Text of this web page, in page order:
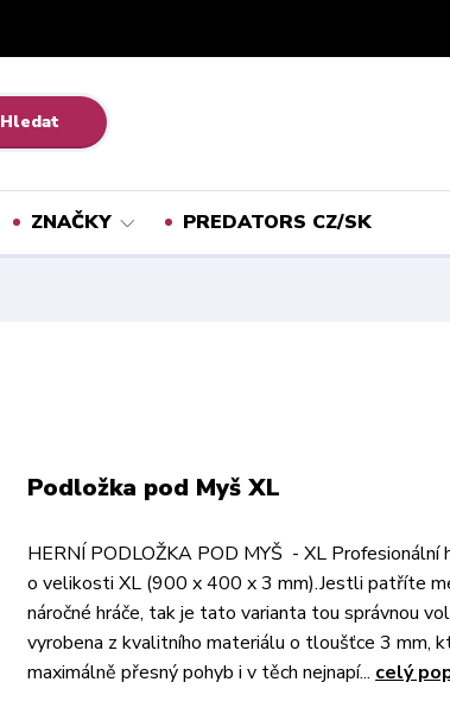
Hledat
ZNAČKY PREDATORS CZ/SK
Podložka pod Myš XL
HERNÍ PODLOŽKA POD MYŠ - XL Profesionální
o velikosti XL (900 x 400 x 3 mm).Jestli patříte
náročné hráče, tak je tato varianta tou správnou
vyrobena z kvalitního materiálu o tloušťce 3 mm,
maximálně přesný pohyb i v těch nejnapí... celý